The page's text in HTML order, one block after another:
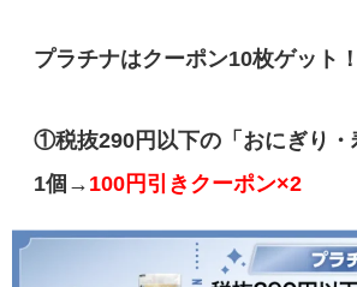
プラチナはクーポン10枚ゲット！
①税抜290円以下の「おにぎり・
1個→ 100円引きクーポン×2